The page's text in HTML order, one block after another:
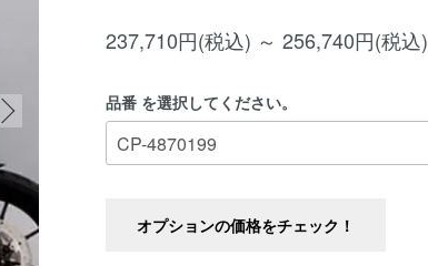
237,710円(税込) ～ 256,740円(税込)
品番 を選択してください。
オプションの価格をチェック！